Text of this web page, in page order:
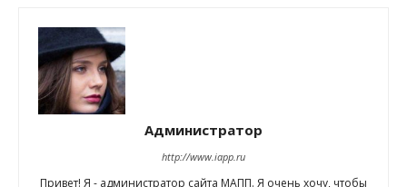
Администратор
http://www.iapp.ru
Привет! Я - администратор сайта МАПП. Я очень хочу, чтобы